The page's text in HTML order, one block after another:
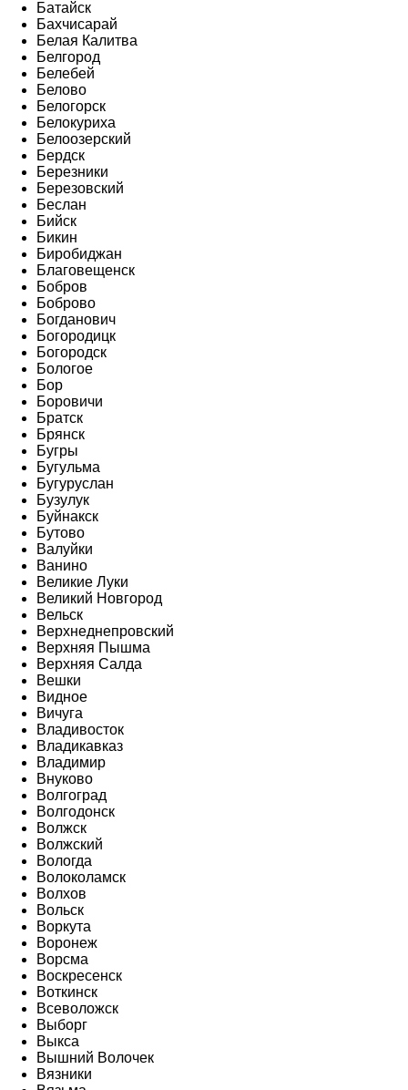
Батайск
Бахчисарай
Белая Калитва
Белгород
Белебей
Белово
Белогорск
Белокуриха
Белоозерский
Бердск
Березники
Березовский
Беслан
Бийск
Бикин
Биробиджан
Благовещенск
Бобров
Боброво
Богданович
Богородицк
Богородск
Бологое
Бор
Боровичи
Братск
Брянск
Бугры
Бугульма
Бугуруслан
Бузулук
Буйнакск
Бутово
Валуйки
Ванино
Великие Луки
Великий Новгород
Вельск
Верхнеднепровский
Верхняя Пышма
Верхняя Салда
Вешки
Видное
Вичуга
Владивосток
Владикавказ
Владимир
Внуково
Волгоград
Волгодонск
Волжск
Волжский
Вологда
Волоколамск
Волхов
Вольск
Воркута
Воронеж
Ворсма
Воскресенск
Воткинск
Всеволожск
Выборг
Выкса
Вышний Волочек
Вязники